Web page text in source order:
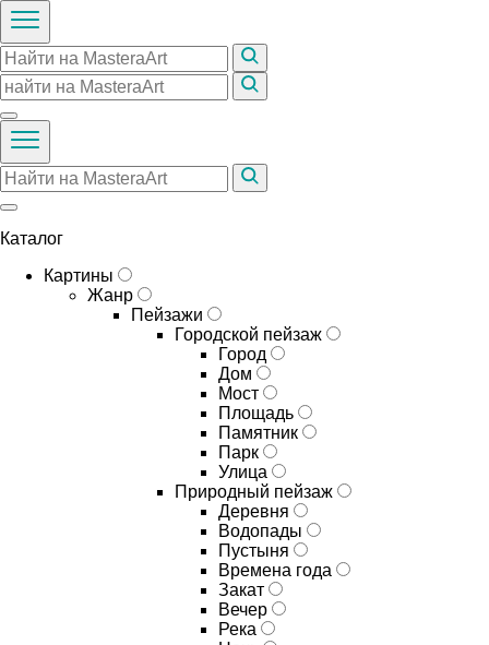
Каталог
Картины
Жанр
Пейзажи
Городской пейзаж
Город
Дом
Мост
Площадь
Памятник
Парк
Улица
Природный пейзаж
Деревня
Водопады
Пустыня
Времена года
Закат
Вечер
Река